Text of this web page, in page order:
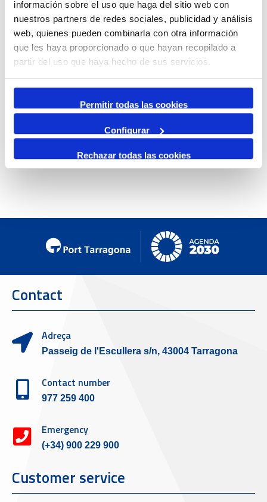
información sobre el uso que haga del sitio web con
nuestros partners de redes sociales, publicidad y análisis
web, quienes pueden combinarla con otra información
que les haya proporcionado o que hayan recopilado a
partir del uso que haya hecho de sus servicios.
Permitir todas las cookies
Configurar
Rechazar todas las cookies
By Month
Jump to month
Preceding Day
Friday, 10. January 2025
No events were found
Contact
Adreça
Passeig de l'Escullera s/n, 43004 Tarragona
Contact number
977 259 400
Emergency
(+34) 900 229 900
Customer service